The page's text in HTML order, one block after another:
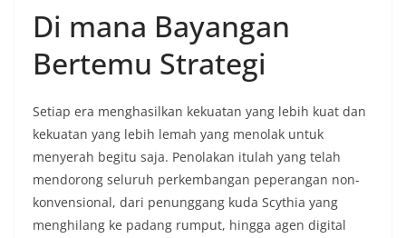
Di mana Bayangan
Bertemu Strategi
Setiap era menghasilkan kekuatan yang lebih kuat dan
kekuatan yang lebih lemah yang menolak untuk
menyerah begitu saja. Penolakan itulah yang telah
mendorong seluruh perkembangan peperangan non-
konvensional, dari penunggang kuda Scythia yang
menghilang ke padang rumput, hingga agen digital